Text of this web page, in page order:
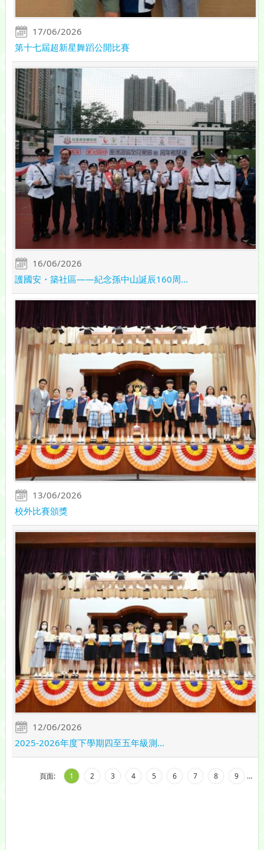
17/06/2026
第十七屆超新星舞蹈公開比賽
16/06/2026
護國安・築社區——紀念孫中山誕辰160周...
13/06/2026
校外比賽頒獎
12/06/2026
2025-2026年度下學期四至五年級測...
頁面: 1 2 3 4 5 6 7 8 9 …